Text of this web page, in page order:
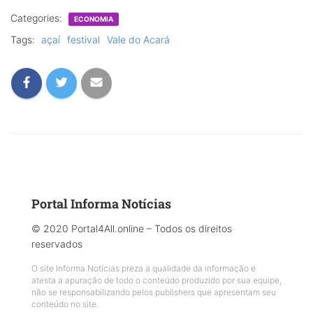
Categories: ECONOMIA
Tags: açaí festival Vale do Acará
Portal Informa Notícias
© 2020 Portal4All.online – Todos os direitos
reservados
O site Informa Notícias preza a qualidade da informação e
atesta a apuração de todo o conteúdo produzido por sua equipe,
não se responsabilizando pelos publishers que apresentam seu
conteúdo no site.